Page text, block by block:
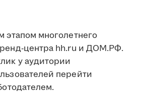
этапом многолетнего
центра hh.ru и ДОМ.РФ.
у аудитории
перейти